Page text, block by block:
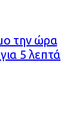
την ώρα
5 λεπτά